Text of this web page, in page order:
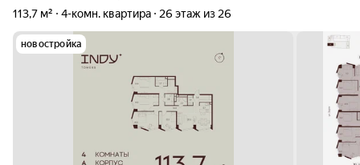
113,7 м²
4-комн. квартира 26 этаж из 26
новостройка